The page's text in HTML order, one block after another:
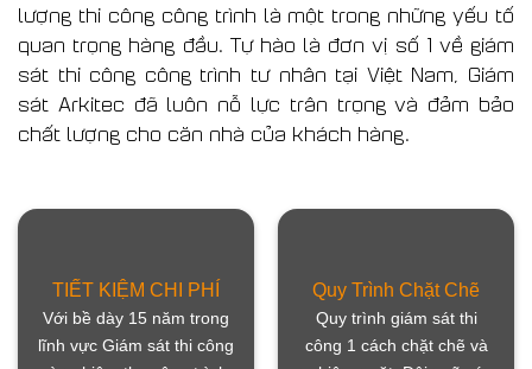
lượng thi công công trình là một trong những yếu tố
quan trọng hàng đầu. Tự hào là đơn vị số 1 về giám
sát thi công công trình tư nhân tại Việt Nam, Giám
sát Arkitec đã luôn nỗ lực trân trọng và đảm bảo
chất lượng cho căn nhà của khách hàng.
TIẾT KIỆM CHI PHÍ
Với bề dày 15 năm trong
lĩnh vực Giám sát thi công
Quy Trình Chặt Chẽ
Quy trình giám sát thi
công 1 cách chặt chẽ và